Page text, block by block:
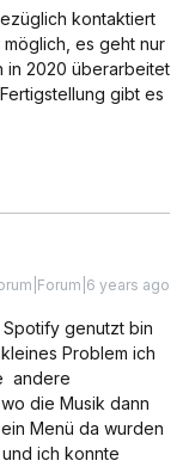
kontaktiert
es geht nur
in 2020 überarbeitet
gibt es
years ago
genutzt bin
Problem ich
andere
die Musik dann
Menü da wurden
ich konnte